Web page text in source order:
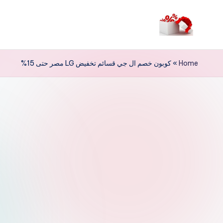
م
ر
Home
»كوبون خصم ال جي قسائم تخفيض LG مصر حتى 15%